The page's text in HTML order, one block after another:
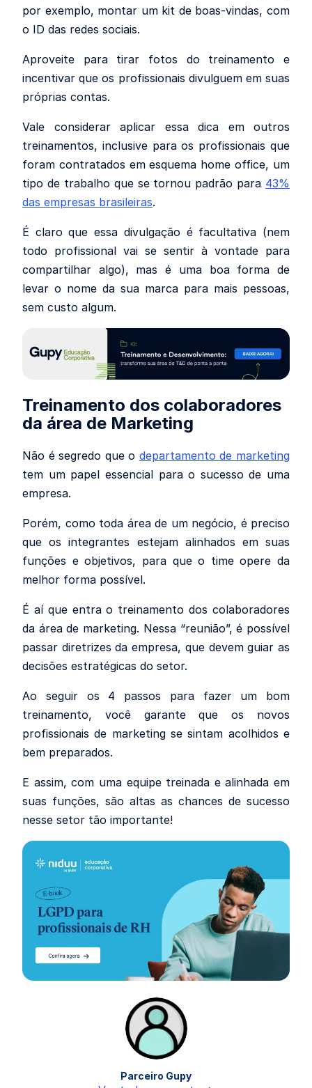
por exemplo, montar um kit de boas-vindas, com
o ID das redes sociais.
Aproveite para tirar fotos do treinamento e
incentivar que os profissionais divulguem em suas
próprias contas.
Vale considerar aplicar essa dica em outros
treinamentos, inclusive para os profissionais que
foram contratados em esquema home office, um
tipo de trabalho que se tornou padrão para 43%
das empresas brasileiras.
É claro que essa divulgação é facultativa (nem
todo profissional vai se sentir à vontade para
compartilhar algo), mas é uma boa forma de
levar o nome da sua marca para mais pessoas,
sem custo algum.
Treinamento dos colaboradores
da área de Marketing
Não é segredo que o departamento de marketing
tem um papel essencial para o sucesso de uma
empresa.
Porém, como toda área de um negócio, é preciso
que os integrantes estejam alinhados em suas
funções e objetivos, para que o time opere da
melhor forma possível.
É aí que entra o treinamento dos colaboradores
da área de marketing. Nessa “reunião”, é possível
passar diretrizes da empresa, que devem guiar as
decisões estratégicas do setor.
Ao seguir os 4 passos para fazer um bom
treinamento, você garante que os novos
profissionais de marketing se sintam acolhidos e
bem preparados.
E assim, com uma equipe treinada e alinhada em
suas funções, são altas as chances de sucesso
nesse setor tão importante!
Parceiro Gupy